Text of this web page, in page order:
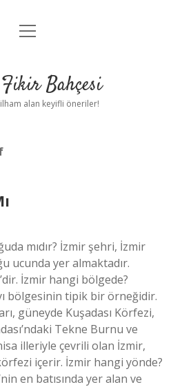
Anasayfa
Yasal Uyarı
menüyü
Bahçesi
alan keyifli öneriler!
mıdır? İzmir şehri, İzmir
ucunda yer almaktadır.
İzmir hangi bölgede?
bölgesinin tipik bir örneğidir.
güneyde Kuşadası Körfezi,
Tekne Burnu ve
illeriyle çevrili olan İzmir,
içerir. İzmir hangi yönde?
en batısında yer alan ve